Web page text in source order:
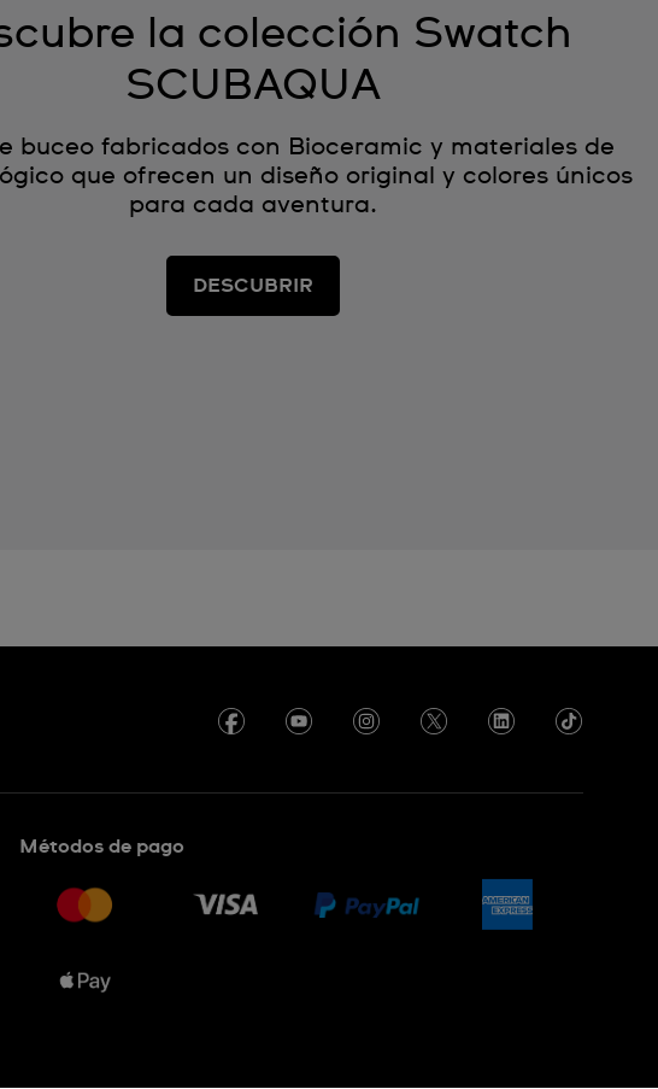
la colección Swatch
SCUBAQUA
buceo fabricados con Bioceramic y materiales de
que ofrecen un diseño original y colores únicos
para cada aventura.
DESCUBRIR
Métodos de pago